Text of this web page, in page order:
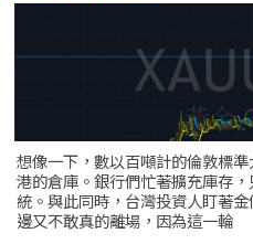
想像一下，數以百噸計的倫敦標
港的倉庫。銀行們忙著擴充庫存
統。與此同時，台灣投資人盯著
邊又不敢真的離場，因為這一輪